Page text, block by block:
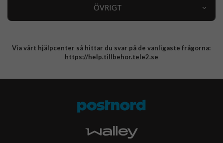
ÖVRIGT
Integritetspolicy
Via vårt hjälpcenter så hittar du svar på de vanligaste frågorna:
https://help.tillbehor.tele2.se